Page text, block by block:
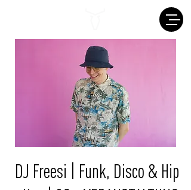
DJ Freesi | Funk, Disco & Hip